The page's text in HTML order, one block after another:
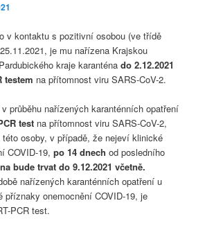
v kontaktu s pozitivní osobou (ve třídě
je mu nařízena Krajskou
kraje karanténado 2.12.2021
testem na přítomnost viru SARS-CoV-2.
průběhu nařízených karanténních opatření
test na přítomnost viru SARS-CoV-2,
osoby, v případě, že nejeví klinické
COVID-19,po 14 dnech od posledního
bude trvat do 9.12.2021včetně.
nařízených karanténních opatření u
příznaky onemocnění COVID-19, je
PCR test.